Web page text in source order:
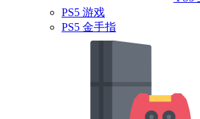
PS5 游戏
PS5 金手指